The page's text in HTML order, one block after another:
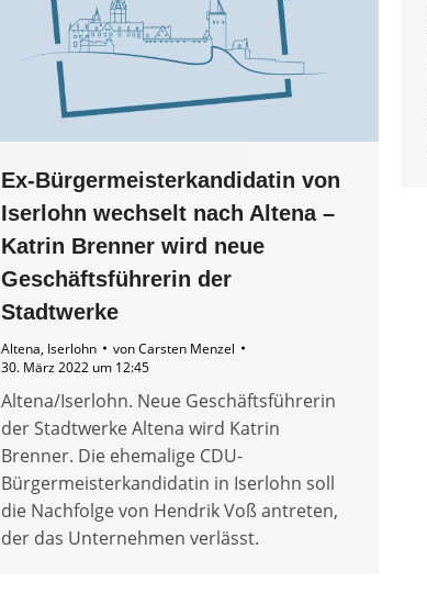
Ex-Bürgermeisterkandidatin von
Iserlohn wechselt nach Altena –
Katrin Brenner wird neue
Geschäftsführerin der
Stadtwerke
Altena, Iserlohn vonCarsten Menzel
30. März 2022 um 12:45
Altena/Iserlohn. Neue Geschäftsführerin
der Stadtwerke Altena wird Katrin
Brenner. Die ehemalige CDU-
Bürgermeisterkandidatin in Iserlohn soll
die Nachfolge von Hendrik Voß antreten,
der das Unternehmen verlässt.